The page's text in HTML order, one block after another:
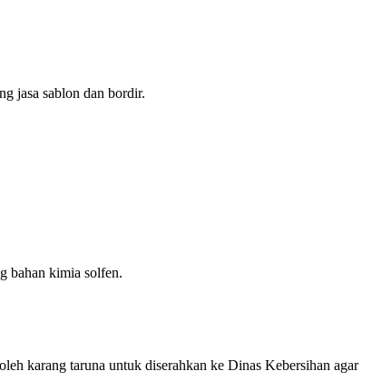
jasa sablon dan bordir.
bahan kimia solfen.
karang taruna untuk diserahkan ke Dinas Kebersihan agar